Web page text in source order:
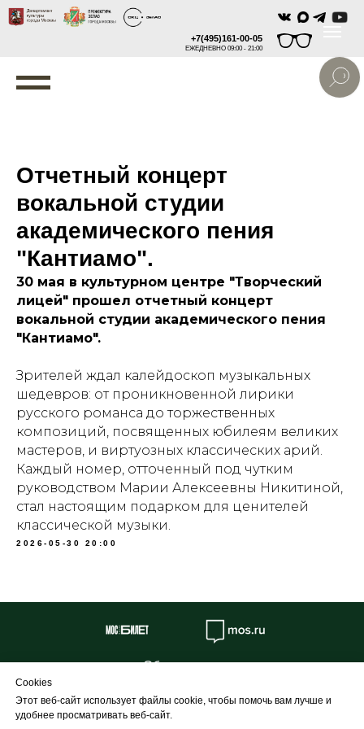
+7(495)161-00-05
ЕЖЕДНЕВНО 09:00 - 21:00
Отчетный концерт
вокальной студии
академического пения
"Кантиамо".
30 мая в культурном центре "Творческий
лицей" прошел отчетный концерт
вокальной студии академического пения
"Кантиамо".
Зрителей ждал калейдоскоп музыкальных
шедевров: от проникновенной лирики
русского романса до торжественных
композиций, посвященных юбилеям великих
мастеров, и виртуозных классических арий.
Каждый номер, отточенный под чутким
руководством Марии Алексеевны Никитиной,
стал настоящим подарком для ценителей
классической музыки.
2026-05-30 20:00
Об учреждении
Профилактика
Cookies
Этот веб-сайт использует файлы cookie, чтобы помочь вам лучше и
удобнее просматривать веб-сайт.